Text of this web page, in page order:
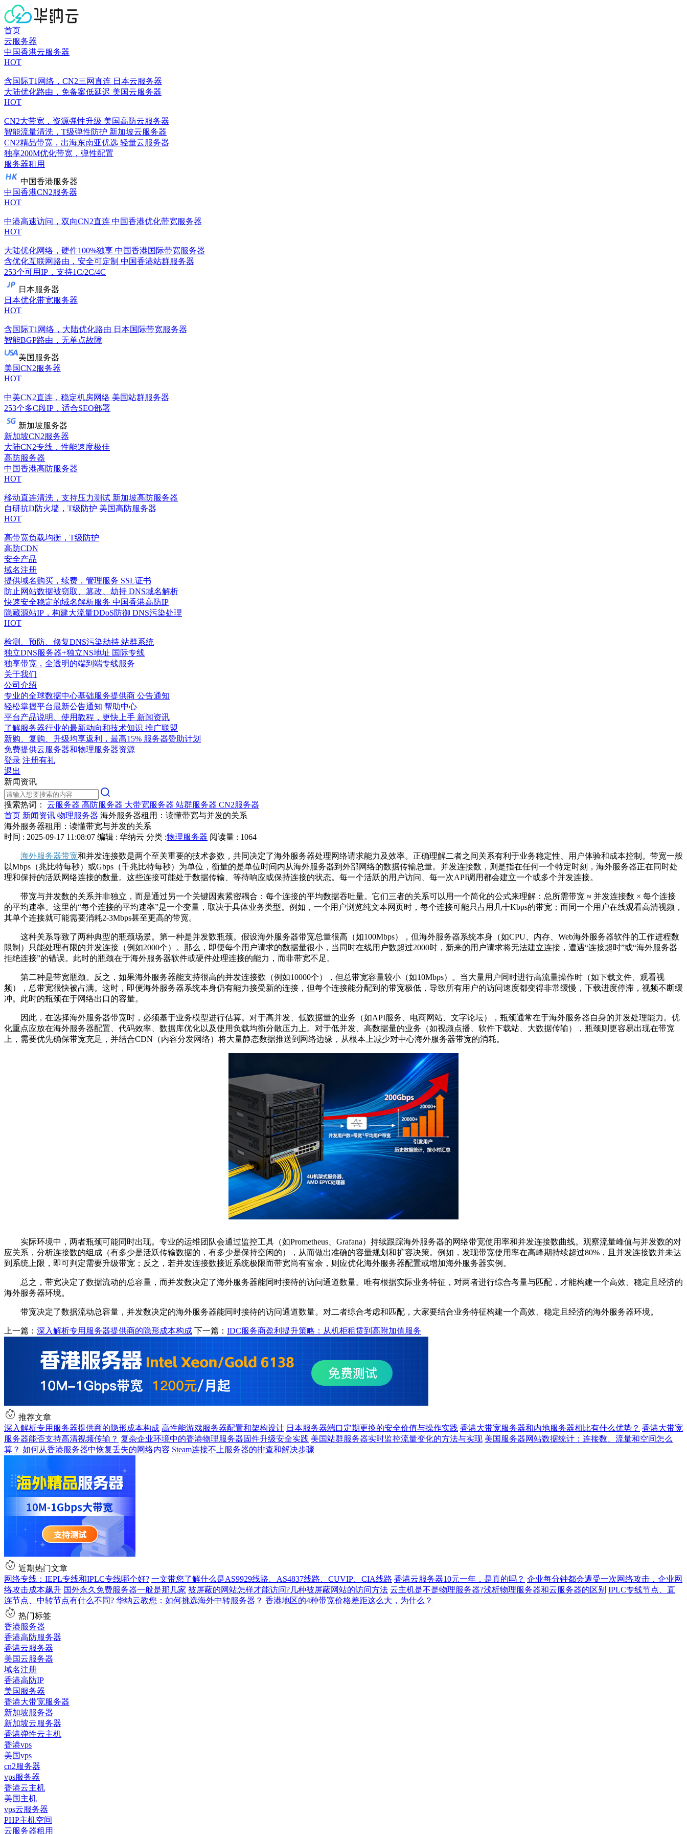
首页
云服务器
中国香港云服务器
HOT
含国际T1网络，CN2三网直连 日本云服务器
大陆优化路由，免备案低延迟 美国云服务器
HOT
CN2大带宽，资源弹性升级 美国高防云服务器
智能流量清洗，T级弹性防护 新加坡云服务器
CN2精品带宽，出海东南亚优选 轻量云服务器
独享200M优化带宽，弹性配置
服务器租用
中国香港服务器
中国香港CN2服务器
HOT
中港高速访问，双向CN2直连 中国香港优化带宽服务器
HOT
大陆优化网络，硬件100%独享 中国香港国际带宽服务器
含优化互联网路由，安全可定制 中国香港站群服务器
253个可用IP，支持1C/2C/4C
日本服务器
日本优化带宽服务器
HOT
含国际T1网络，大陆优化路由 日本国际带宽服务器
智能BGP路由，无单点故障
美国服务器
美国CN2服务器
HOT
中美CN2直连，稳定机房网络 美国站群服务器
253个多C段IP，适合SEO部署
新加坡服务器
新加坡CN2服务器
大陆CN2专线，性能速度极佳
高防服务器
中国香港高防服务器
HOT
移动直连清洗，支持压力测试 新加坡高防服务器
自研抗D防火墙，T级防护 美国高防服务器
HOT
高带宽负载均衡，T级防护
高防CDN
安全产品
域名注册
提供域名购买，续费，管理服务 SSL证书
防止网站数据被窃取、篡改、劫持 DNS域名解析
快速安全稳定的域名解析服务 中国香港高防IP
隐藏源站IP，构建大流量DDoS防御 DNS污染处理
HOT
检测、预防、修复DNS污染劫持 站群系统
独立DNS服务器+独立NS地址 国际专线
独享带宽，全透明的端到端专线服务
关于我们
公司介绍
专业的全球数据中心基础服务提供商 公告通知
轻松掌握平台最新公告通知 帮助中心
平台产品说明、使用教程，更快上手 新闻资讯
了解服务器行业的最新动向和技术知识 推广联盟
新购、复购、升级均享返利，最高15% 服务器赞助计划
免费提供云服务器和物理服务器资源
登录 注册有礼
退出
新闻资讯
搜索热词： 云服务器 高防服务器 大带宽服务器 站群服务器 CN2服务器
首页 新闻资讯 物理服务器 海外服务器租用：读懂带宽与并发的关系
海外服务器租用：读懂带宽与并发的关系
时间 : 2025-09-17 11:08:07 编辑 : 华纳云 分类 :物理服务器 阅读量 : 1064
海外服务器带宽和并发连接数是两个至关重要的技术参数，共同决定了海外服务器处理网络请求能力及效率。正确理解二者之间关系有利于业务稳定性、用户体验和成本控制。带宽一般
以Mbps （兆比特每秒）或Gbps （千兆比特每秒）为单位，衡量的是单位时间内从海外服务器到外部网络的数据传输总量。并发连接数，则是指在任何一个特定时刻，海外服务器正在同时处
理和保持的活跃网络连接的数量。这些连接可能处于数据传输、等待响应或保持连接的状态。每一个活跃的用户访问、每一次API调用都会建立一个或多个并发连接。
带宽与并发数的关系并非独立，而是通过另一个关键因素紧密耦合：每个连接的平均数据吞吐量。它们三者的关系可以用一个简化的公式来理解：总所需带宽 ≈ 并发连接数 × 每个连接
的平均速率。这里的“每个连接的平均速率”是一个变量，取决于具体业务类型。例如，一个用户浏览纯文本网页时，每个连接可能只占用几十Kbps的带宽；而同一个用户在线观看高清视频，
其单个连接就可能需要消耗2-3Mbps甚至更高的带宽。
这种关系导致了两种典型的瓶颈场景。第一种是并发数瓶颈。假设海外服务器带宽总量很高（如100Mbps），但海外服务器系统本身（如CPU 、内存、 Web海外服务器软件的工作进程数
限制）只能处理有限的并发连接（例如2000个）。那么，即便每个用户请求的数据量很小，当同时在线用户数超过2000时，新来的用户请求将无法建立连接，遭遇“连接超时”或“海外服务器
拒绝连接”的错误。此时的瓶颈在于海外服务器软件或硬件处理连接的能力，而非带宽不足。
第二种是带宽瓶颈。反之，如果海外服务器能支持很高的并发连接数（例如10000个），但总带宽容量较小（如10Mbps）。当大量用户同时进行高流量操作时（如下载文件、观看视
频），总带宽很快被占满。这时，即便海外服务器系统本身仍有能力接受新的连接，但每个连接能分配到的带宽极低，导致所有用户的访问速度都变得非常缓慢，下载进度停滞，视频不断缓
冲。此时的瓶颈在于网络出口的容量。
因此，在选择海外服务器带宽时，必须基于业务模型进行估算。对于高并发、低数据量的业务（如API服务、电商网站、文字论坛），瓶颈通常在于海外服务器自身的并发处理能力。优
化重点应放在海外服务器配置、代码效率、数据库优化以及使用负载均衡分散压力上。对于低并发、高数据量的业务（如视频点播、软件下载站、大数据传输），瓶颈则更容易出现在带宽
上，需要优先确保带宽充足，并结合CDN （内容分发网络）将大量静态数据推送到网络边缘，从根本上减少对中心海外服务器带宽的消耗。
实际环境中，两者瓶颈可能同时出现。专业的运维团队会通过监控工具（如Prometheus Grafana）持续跟踪海外服务器的网络带宽使用率和并发连接数曲线。观察流量峰值与并发数的对
应关系，分析连接数的组成（有多少是活跃传输数据的，有多少是保持空闲的），从而做出准确的容量规划和扩容决策。例如，发现带宽使用率在高峰期持续超过80% ，且并发连接数并未达
到系统上限，即可判定需要升级带宽；反之，若并发连接数接近系统极限而带宽尚有富余，则应优化海外服务器配置或增加海外服务器实例。
总之，带宽决定了数据流动的总容量，而并发数决定了海外服务器能同时接待的访问通道数量。唯有根据实际业务特征，对两者进行综合考量与匹配，才能构建一个高效、稳定且经济的
海外服务器环境。
带宽决定了数据流动总容量，并发数决定的海外服务器能同时接待的访问通道数量。对二者综合考虑和匹配，大家要结合业务特征构建一个高效、稳定且经济的海外服务器环境。
上一篇： 深入解析专用服务器提供商的隐形成本构成 下一篇： IDC服务商盈利提升策略：从机柜租赁到高附加值服务
推荐文章
深入解析专用服务器提供商的隐形成本构成 高性能游戏服务器配置和架构设计 日本服务器端口定期更换的安全价值与操作实践 香港大带宽服务器和内地服务器相比有什么优势？ 香港大带宽
服务器能否支持高清视频传输？ 复杂企业环境中的香港物理服务器固件升级安全实践 美国站群服务器实时监控流量变化的方法与实现 美国服务器网站数据统计：连接数、流量和空间怎么
算？ 如何从香港服务器中恢复丢失的网络内容 Steam连接不上服务器的排查和解决步骤
近期热门文章
网络专线：IEPL专线和IPLC专线哪个好? 一文带您了解什么是AS9929线路、AS4837线路、CUVIP、CIA线路 香港云服务器10元一年，是真的吗？ 企业每分钟都会遭受一次网络攻击，企业网
络攻击成本飙升 国外永久免费服务器一般是那几家 被屏蔽的网站怎样才能访问?几种被屏蔽网站的访问方法 云主机是不是物理服务器?浅析物理服务器和云服务器的区别 IPLC专线节点、直
连节点、中转节点有什么不同? 华纳云教您：如何挑选海外中转服务器？ 香港地区的4种带宽价格差距这么大，为什么？
热门标签
香港服务器
香港高防服务器
香港云服务器
美国云服务器
域名注册
香港高防IP
美国服务器
香港大带宽服务器
新加坡服务器
新加坡云服务器
香港弹性云主机
香港vps
美国vps
cn2服务器
vps服务器
香港云主机
美国主机
vps云服务器
PHP主机空间
云服务器租用